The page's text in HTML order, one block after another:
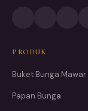
PRODUK
Buket Bunga Mawar
Papan Bunga